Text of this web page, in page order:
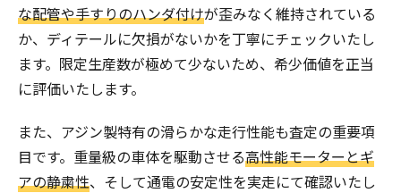
な配管や手すりのハンダ付けが歪みなく維持されている
か、ディテールに欠損がないかを丁寧にチェックいたし
ます。限定生産数が極めて少ないため、希少価値を正当
に評価いたします。
また、アジン製特有の滑らかな走行性能も査定の重要項
目です。重量級の車体を駆動させる高性能モーターとギ
アの静粛性、そして通電の安定性を実走にて確認いたし